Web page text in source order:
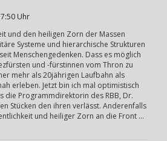
Uhr
und den heiligen Zorn der Massen
Systeme und hierarchische Strukturen
Menschengedenken. Dass es möglich
und -fürstinnen vom Thron zu
mehr als 20jährigen Laufbahn als
erleben. Jetzt bin ich mal optimistisch
die Programmdirektorin des RBB, Dr.
Stücken den ihren verlässt. Anderenfalls
und heiliger Zorn an die Front …